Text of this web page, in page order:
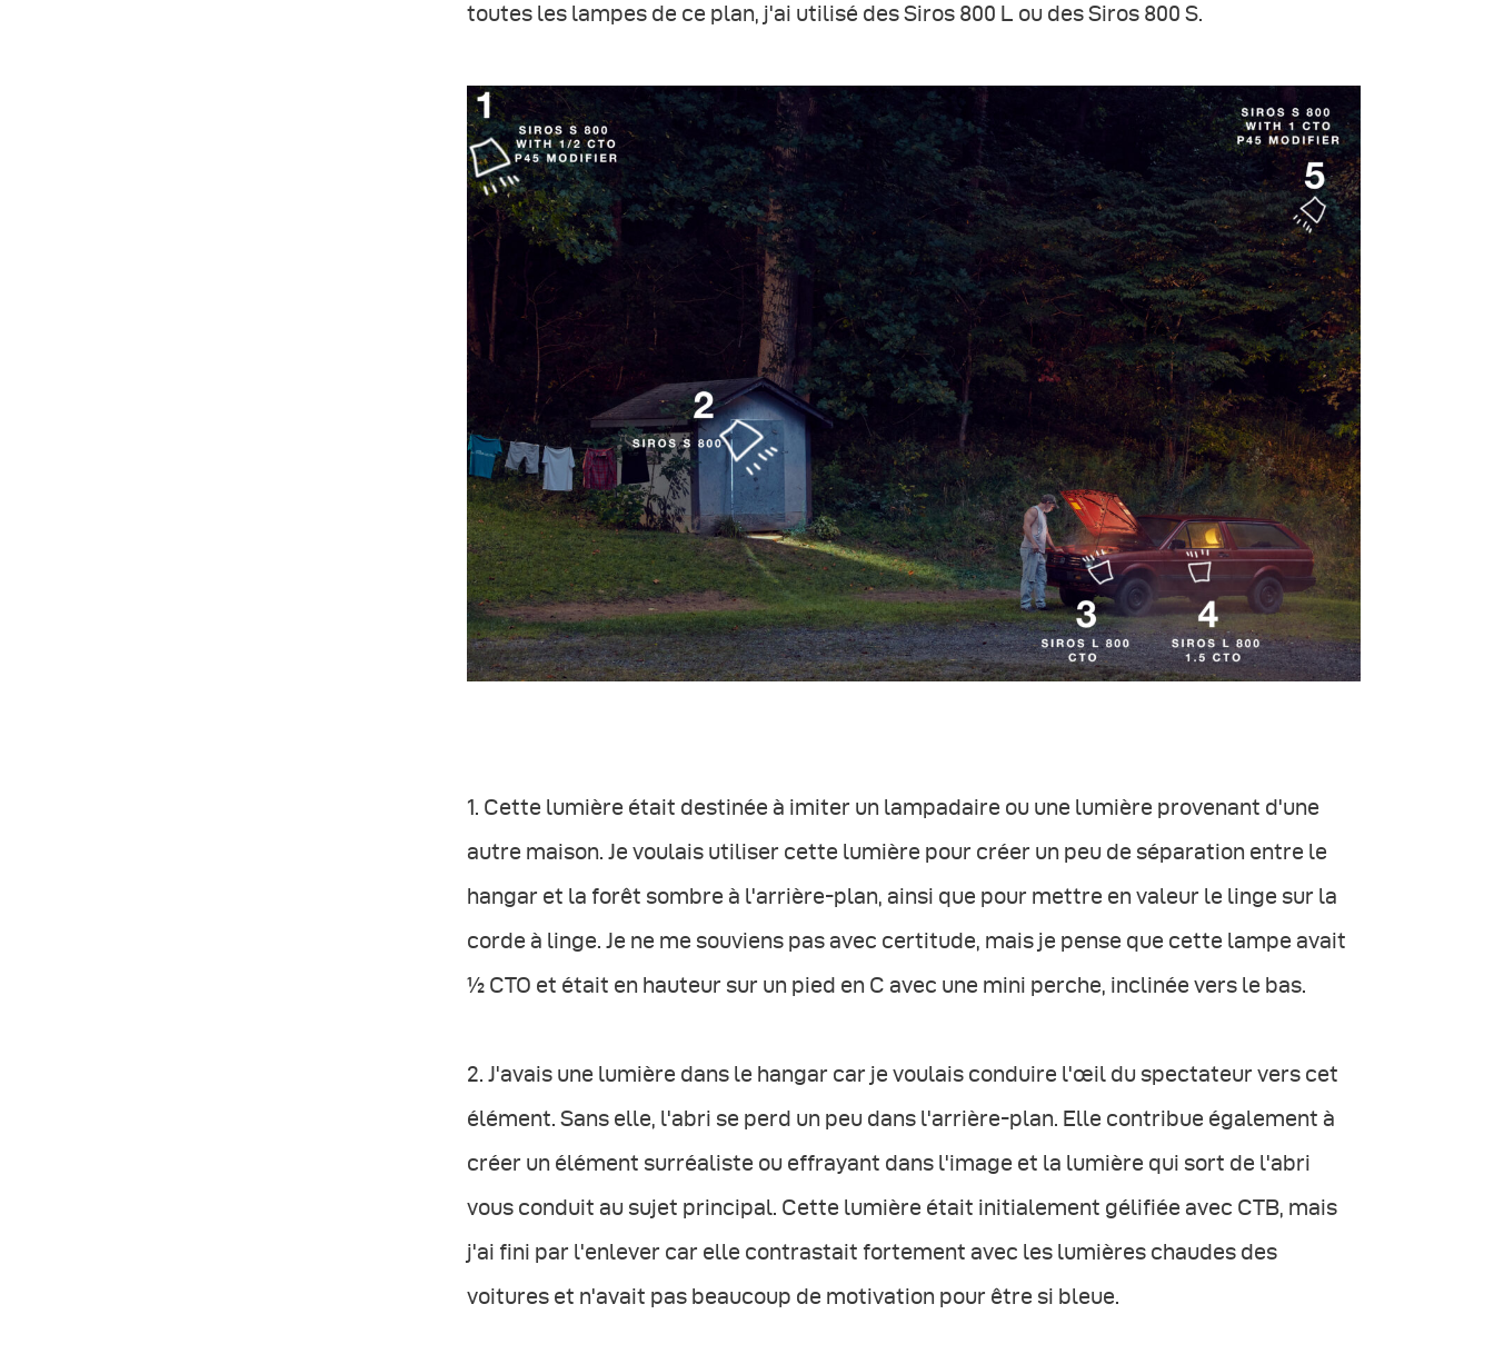
toutes les lampes de ce plan, j'ai utilisé des Siros 800 L ou des Siros 800 S.
1. Cette lumière était destinée à imiter un lampadaire ou une lumière provenant d'une
autre maison. Je voulais utiliser cette lumière pour créer un peu de séparation entre le
hangar et la forêt sombre à l'arrière-plan, ainsi que pour mettre en valeur le linge sur la
corde à linge. Je ne me souviens pas avec certitude, mais je pense que cette lampe avait
½ CTO et était en hauteur sur un pied en C avec une mini perche, inclinée vers le bas.
2. J'avais une lumière dans le hangar car je voulais conduire l'œil du spectateur vers cet
élément. Sans elle, l'abri se perd un peu dans l'arrière-plan. Elle contribue également à
créer un élément surréaliste ou effrayant dans l'image et la lumière qui sort de l'abri
vous conduit au sujet principal. Cette lumière était initialement gélifiée avec CTB, mais
j'ai fini par l'enlever car elle contrastait fortement avec les lumières chaudes des
voitures et n'avait pas beaucoup de motivation pour être si bleue.